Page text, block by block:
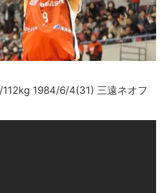
1984/6/4(31) 三遠ネオフ